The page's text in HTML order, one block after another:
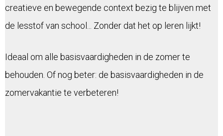
creatieve en bewegende context bezig te blijven met
de lesstof van school... Zonder dat het op leren lijkt!
Ideaal om alle basisvaardigheden in de zomer te
behouden. Of nog beter: de basisvaardigheden in de
zomervakantie te verbeteren!